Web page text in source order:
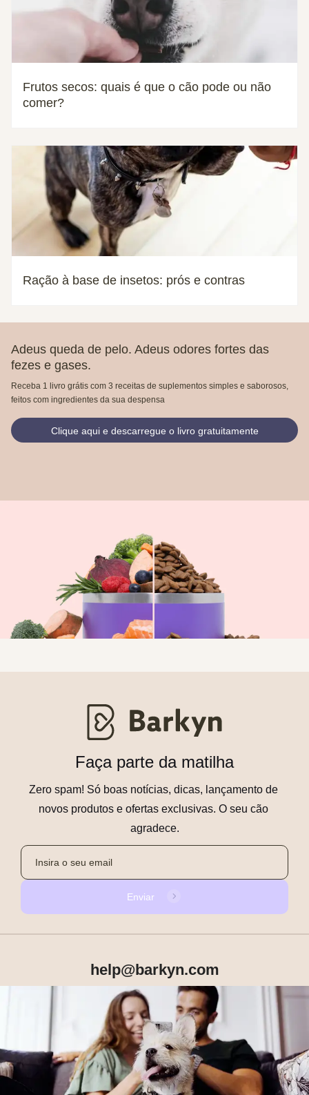
Frutos secos: quais é que o cão pode ou não
comer?
Ração à base de insetos: prós e contras
Adeus queda de pelo. Adeus odores fortes das
fezes e gases.
Receba 1 livro grátis com 3 receitas de suplementos simples e saborosos,
feitos com ingredientes da sua despensa
Clique aqui e descarregue o livro gratuitamente
Faça parte da matilha
Zero spam! Só boas notícias, dicas, lançamento de
novos produtos e ofertas exclusivas. O seu cão
agradece.
Enviar
help@barkyn.com
Produtos